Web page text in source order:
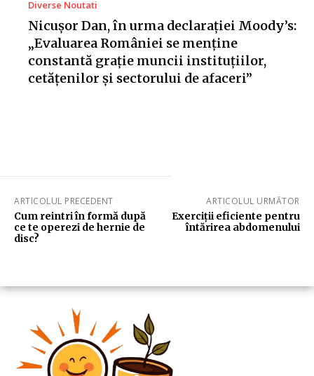
Diverse Noutati
Nicușor Dan, în urma declarației Moody’s:
„Evaluarea României se menține
constantă grație muncii instituțiilor,
cetățenilor și sectorului de afaceri”
ARTICOLUL PRECEDENT
Cum reintri în formă după
ce te operezi de hernie de
disc?
ARTICOLUL URMĂTOR
Exerciții eficiente pentru
întărirea abdomenului